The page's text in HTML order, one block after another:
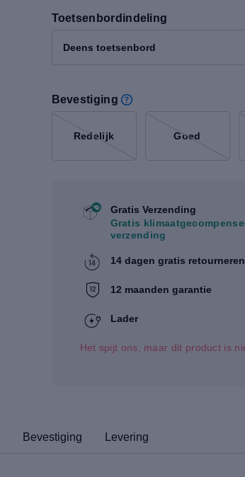
Toetsenbordindeling
Deens toetsenbord
Bevestiging
Redelijk Goed
Gratis Verzending
Gratis
verzending
14 dagen gratis retourneren
12 maanden garantie
Lader
Het spijt ons, maar dit product is
Bevestiging Levering